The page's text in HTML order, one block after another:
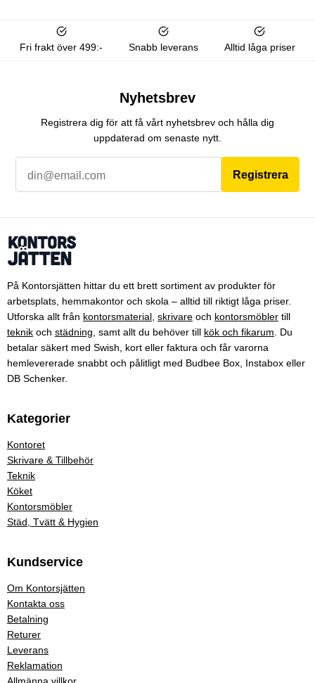
Fri frakt över 499:- Snabb leverans Alltid låga priser
Nyhetsbrev
Registrera dig för att få vårt nyhetsbrev och hålla dig
uppdaterad om senaste nytt.
Registrera
På Kontorsjätten hittar du ett brett sortiment av produkter för
arbetsplats, hemmakontor och skola – alltid till riktigt låga priser.
Utforska allt från kontorsmaterial skrivare och kontorsmöbler till
teknik och städning , samt allt du behöver till kök och fikarum . Du
betalar säkert med Swish, kort eller faktura och får varorna
hemlevererade snabbt och pålitligt med Budbee Box, Instabox eller
DB Schenker.
Kategorier
Kontoret
Skrivare & Tillbehör
Teknik
Köket
Kontorsmöbler
Städ, Tvätt & Hygien
Kundservice
Om Kontorsjätten
Kontakta oss
Betalning
Returer
Leverans
Reklamation
Allmänna villkor